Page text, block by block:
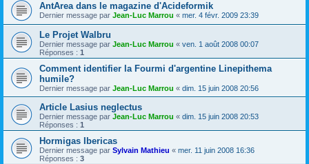
AntArea dans le magazine d'Acideformik
Dernier message par Jean-Luc Marrou « mer. 4 févr. 2009 23:39
Le Projet Walbru
Dernier message par Jean-Luc Marrou « ven. 1 août 2008 00:07
Réponses : 1
Comment identifier la Fourmi d'argentine Linepithema
humile?
Dernier message par Jean-Luc Marrou « dim. 15 juin 2008 20:56
Article Lasius neglectus
Dernier message par Jean-Luc Marrou « dim. 15 juin 2008 20:53
Réponses : 1
Hormigas Ibericas
Dernier message par Sylvain Mathieu « mer. 11 juin 2008 16:36
Réponses : 3